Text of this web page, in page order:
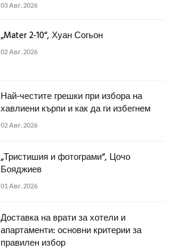
03 Авг. 2026
„Mater 2-10“, Хуан Согьон
02 Авг. 2026
Най-честите грешки при избора на
хавлиени кърпи и как да ги избегнем
02 Авг. 2026
„Тристишия и фотограми“, Цочо
Бояджиев
01 Авг. 2026
Доставка на врати за хотели и
апартаменти: основни критерии за
правилен избор